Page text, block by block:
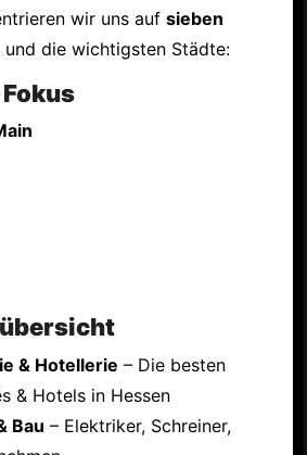
wir uns auf sieben
und die wichtigsten Städte:
& Hotellerie – Die besten
& Hotels in Hessen
Bau – Elektriker, Schreiner,